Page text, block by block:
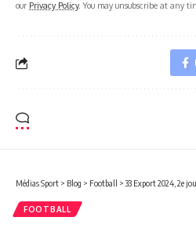
our Privacy Policy. You may unsubscribe at any
Médias Sport > Blog > Football > 33 Export 2024, 2e journée:
FOOTBALL